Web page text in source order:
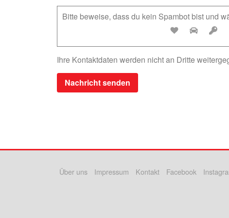
Bitte beweise, dass du kein Spambot bist und
Ihre Kontaktdaten werden nicht an Dritte
Über uns Impressum Kontakt Facebook